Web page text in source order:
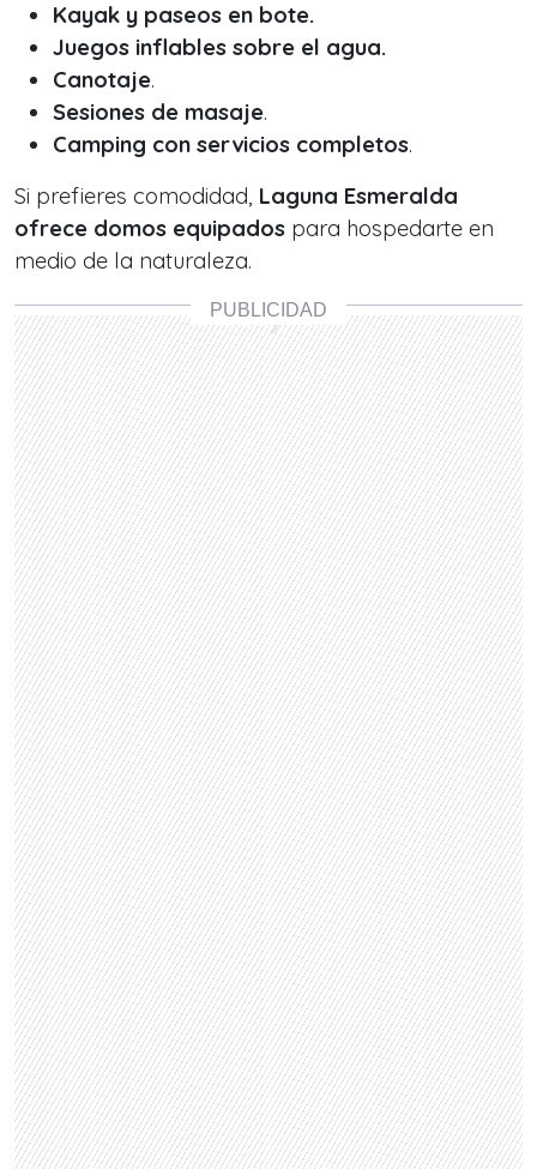
Kayak y paseos en bote.
Juegos inflables sobre el agua.
Canotaje.
Sesiones de masaje.
Camping con servicios completos.
Si prefieres comodidad, Laguna Esmeralda
ofrece domos equipados para hospedarte en
medio de la naturaleza.